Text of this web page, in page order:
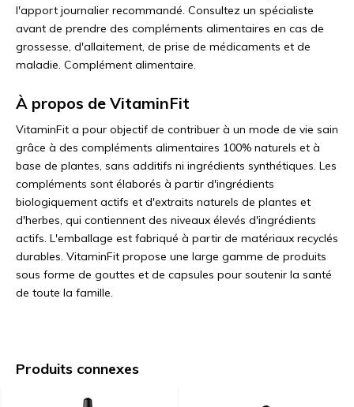
l'apport journalier recommandé. Consultez un spécialiste
avant de prendre des compléments alimentaires en cas de
grossesse, d'allaitement, de prise de médicaments et de
maladie. Complément alimentaire.
À propos de VitaminFit
VitaminFit a pour objectif de contribuer à un mode de vie sain
grâce à des compléments alimentaires 100% naturels et à
base de plantes, sans additifs ni ingrédients synthétiques. Les
compléments sont élaborés à partir d'ingrédients
biologiquement actifs et d'extraits naturels de plantes et
d'herbes, qui contiennent des niveaux élevés d'ingrédients
actifs. L'emballage est fabriqué à partir de matériaux recyclés
durables. VitaminFit propose une large gamme de produits
sous forme de gouttes et de capsules pour soutenir la santé
de toute la famille.
Produits connexes